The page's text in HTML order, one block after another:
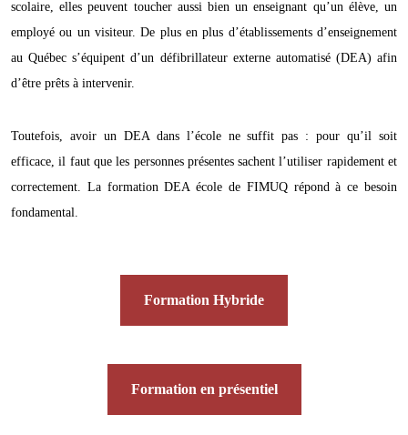
scolaire, elles peuvent toucher aussi bien un enseignant qu’un élève, un
employé ou un visiteur. De plus en plus d’établissements d’enseignement
au Québec s’équipent d’un défibrillateur externe automatisé (DEA) afin
d’être prêts à intervenir.
Toutefois, avoir un DEA dans l’école ne suffit pas : pour qu’il soit
efficace, il faut que les personnes présentes sachent l’utiliser rapidement et
correctement. La formation DEA école de FIMUQ répond à ce besoin
fondamental.
Formation Hybride
Formation en présentiel